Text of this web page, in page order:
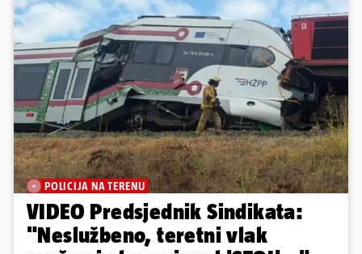
POLICIJA NA TERENU
VIDEO Predsjednik Sindikata:
"Neslužbeno, teretni vlak